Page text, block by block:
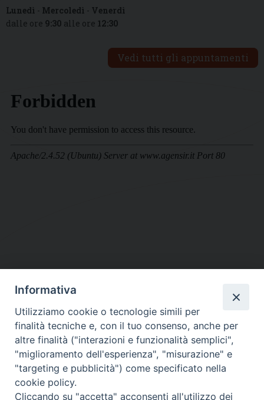
Lunedì - Mercoledì - Venerdì
dalle ore 9:30 alle ore 12:30
Vedi tutti gli appuntamenti
DIOCESI SUBURBICARIA DI ALBANO
Contatti:Tel.: 06.93268401 - Fax.: 06.9323844
E-mail:curia@diocesidialbano.it
Orari: dal Lunedì al Venerdì Ore: 9:00 - 13:00
Informativa
Utilizziamo cookie o tecnologie simili per
finalità tecniche e, con il tuo consenso, anche per
altre finalità ("interazioni e funzionalità semplici",
"miglioramento dell'esperienza", "misurazione" e
"targeting e pubblicità") come specificato nella
cookie policy.
Cliccando su "accetta" acconsenti all'utilizzo dei